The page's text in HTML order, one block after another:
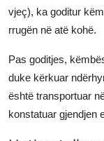
vjeç), ka goditur
rrugën në atë kohë.
Pas goditjes,
duke kërkuar
është transportuar
konstatuar gjendjen